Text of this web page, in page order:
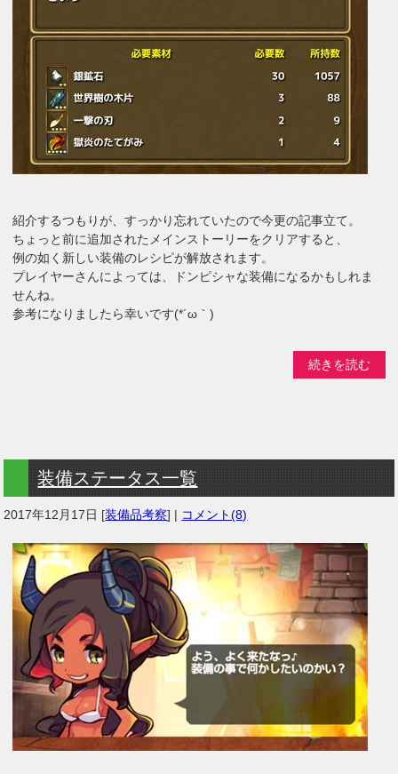
紹介するつもりが、すっかり忘れていたので今更の記事立て。
ちょっと前に追加されたメインストーリーをクリアすると、
例の如く新しい装備のレシピが解放されます。
プレイヤーさんによっては、ドンピシャな装備になるかもしれま
せんね。
参考になりましたら幸いです(*´ω｀)
続きを読む
装備ステータス一覧
2017年12月17日 [装備品考察] | コメント(8)